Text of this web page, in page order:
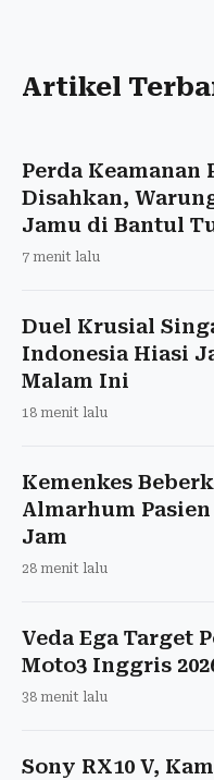
Artikel
Perda Keamanan
Disahkan,
Jamu di Bantul
7 menit lalu
Duel Krusial
Indonesia Hiasi
Malam Ini
18 menit lalu
Kemenkes
Almarhum
Jam
28 menit lalu
Veda Ega Target
Moto3 Inggris
38 menit lalu
Sony RX10 V,